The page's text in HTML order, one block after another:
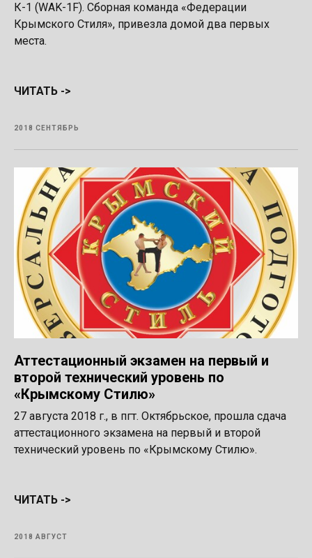
К-1 (WAK-1F). Сборная команда «Федерации
Крымского Стиля», привезла домой два первых
места.
ЧИТАТЬ ->
2018 СЕНТЯБРЬ
Аттестационный экзамен на первый и
второй технический уровень по
«Крымскому Стилю»
27 августа 2018 г., в пгт. Октябрьское, прошла сдача
аттестационного экзамена на первый и второй
технический уровень по «Крымскому Стилю».
ЧИТАТЬ ->
2018 АВГУСТ